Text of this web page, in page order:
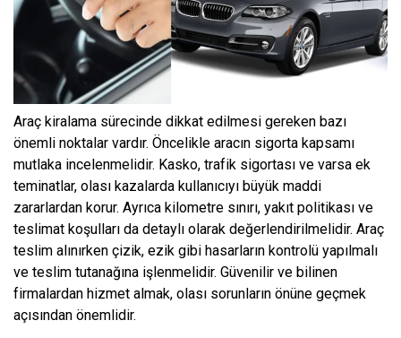
Araç kiralama sürecinde dikkat edilmesi gereken bazı
önemli noktalar vardır. Öncelikle aracın sigorta kapsamı
mutlaka incelenmelidir. Kasko, trafik sigortası ve varsa ek
teminatlar, olası kazalarda kullanıcıyı büyük maddi
zararlardan korur. Ayrıca kilometre sınırı, yakıt politikası ve
teslimat koşulları da detaylı olarak değerlendirilmelidir. Araç
teslim alınırken çizik, ezik gibi hasarların kontrolü yapılmalı
ve teslim tutanağına işlenmelidir. Güvenilir ve bilinen
firmalardan hizmet almak, olası sorunların önüne geçmek
açısından önemlidir.